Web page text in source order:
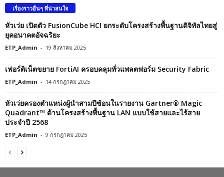
เรื่องราวอื่นๆ ที่น่าสนใจ
หัวเว่ย เปิดตัว FusionCube HCI ยกระดับโครงสร้างพื้นฐานดิจิทัลไทยสู่
ยุคอนาคตอัจฉริยะ
ETP_Admin - 19 สิงหาคม 2025
เฟอร์ติเน็ตขยาย FortiAI ครอบคลุมทั่วแพลตฟอร์ม Security Fabric
ETP_Admin - 14 กรกฎาคม 2025
หัวเว่ยครองตำแหน่งผู้นำสามปีซ้อนในรายงาน Gartner® Magic
Quadrant™ ด้านโครงสร้างพื้นฐาน LAN แบบใช้สายและไร้สาย
ประจำปี 2568
ETP_Admin - 9 กรกฎาคม 2025